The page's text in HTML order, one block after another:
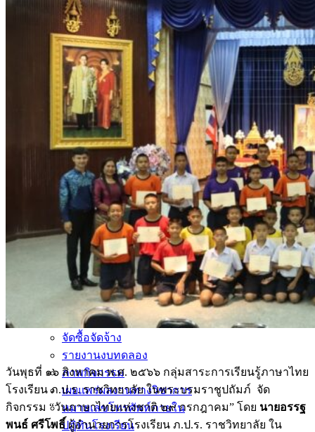
กลุ่มบริหารงานบุคคล
กลุ่มบริหารงานทั่วไป
หลักสูตร
หลักสูตรสถานศึกษา
หลักสูตรผู้นำ
หลักสูตรแผนการเรียนเทคโนโลยีและการจัดการ
ข่าวสารและกิจกรรม
นักเรียนปัจจุบัน
ห้องสมุดและคลังข้อมูล
ตรวจสอบผลการเรียน
ชมรม KC Channel
E-Learning
การเรียนการสอนทางไกล
LMS บทเรียนออนไลน์
สิ่งอำนวยความสะดวก
การบริการ
ห้องสมุดและคลังข้อมูล
รายการอาหาร
รายงานการประเมินสถานศึกษา
แผนปฏิบัติการปีงบประมาณ 2568
จัดซื้อจัดจ้าง
รายงานงบทดลอง
ภาพกิจกรรม
เผยแพร่ผลงานทางวิชาการ
หมายเลขโทรศัพท์ภายใน
ปฎิทินโรงเรียน
วันพุธที่ ๑๖ สิงหาคม พ.ศ. ๒๕๖๖ กลุ่มสาระการเรียนรู้ภาษาไทย
โรงเรียน ภ.ป.ร. ราชวิทยาลัย ในพระบรมราชูปถัมภ์ จัด
กิจกรรม “วันภาษาไทยแห่งชาติ ๒๙ กรกฎาคม” โดย นายอรรฐ
พนธ์ ศรีโพธิ์ผู้อำนวยการโรงเรียน ภ.ป.ร. ราชวิทยาลัย ใน